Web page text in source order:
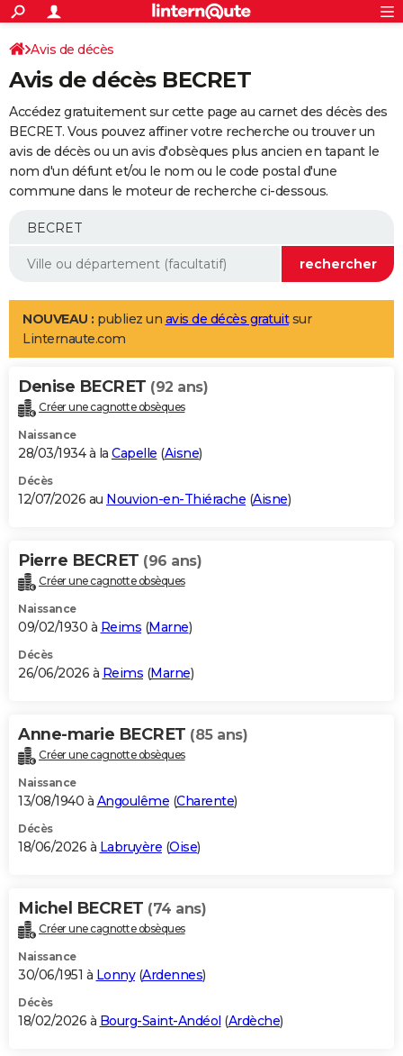
ACTUALITÉS
Politique
Société
Faits Divers
Education
Monde
Villes
+
SPORT
Coupe du monde 2026
Football
Tennis
Cyclisme
Rugby
Forum
Programme TV
TNT
Streaming
Cinéma
Sorties cinéma
Musique
+
FINANCE
Retraite
Epargne
Immobilier
Risques naturels par ville
Banque
Assurance
AUTO
Essais
Réserver un essai
Citadines
Berlines
SUV
Forum auto
+
Mobiles
Meilleur smartphone
Internet
Ordinateurs
Jeux vidéo
Guide high-tech
Aménagement intérieur
LIFESTYLE
Art de vivre
Bien-être
Loisirs
Mode
Modes de vie
Alimentation
Guide de la santé
Maladies
Médicaments
Sommeil
VOYAGE
Destinations
City break
Voyage nature
Voyage de noces
Forum
Climat
+PHOTO
GUIDES D'ACHAT
BONS PLANS
Carte de Noël
Carte Bonne année
Carte Saint-Valentin
Carte Pâques
Carte d'anniversaire
DICTIONNAIRE
Dictionnaire
Biographies
Citations
Expressions
Proverbes
PROGRAMME TV
S'inscrire
Se connecter
Lycées
Collèges
Primaires
Universités
Entreprises
Service militaire
Avis de recherche
AVIS DE DÉCÈS
Bricolage
Lifestyle
Culture
Sport
Auto
Television
Voyage
Cinema
Avis de décès
Avis de décès BECRET
Accédez gratuitement sur cette page au carnet des décès des
BECRET. Vous pouvez affiner votre recherche ou trouver un
avis de décès ou un avis d'obsèques plus ancien en tapant le
nom d'un défunt et/ou le nom ou le code postal d'une
commune dans le moteur de recherche ci-dessous.
NOUVEAU : publiez un avis de décès gratuitsur
Linternaute.com
Denise BECRET (92 ans)
Créer une cagnotte obsèques
Naissance
28/03/1934 à la Capelle (Aisne)
Décès
12/07/2026 au Nouvion-en-Thiérache (Aisne)
Pierre BECRET (96 ans)
Créer une cagnotte obsèques
Naissance
09/02/1930 à Reims (Marne)
Décès
26/06/2026 à Reims (Marne)
Anne-marie BECRET (85 ans)
Créer une cagnotte obsèques
Naissance
13/08/1940 à Angoulême (Charente)
Décès
18/06/2026 à Labruyère (Oise)
Michel BECRET (74 ans)
Créer une cagnotte obsèques
Naissance
30/06/1951 à Lonny(Ardennes)
Décès
18/02/2026 à Bourg-Saint-Andéol (Ardèche)